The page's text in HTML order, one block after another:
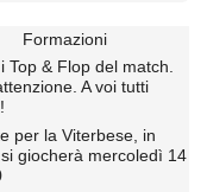
Formazioni
Top & Flop del match.
A voi tutti
per la Viterbese, in
giocherà mercoledì 14